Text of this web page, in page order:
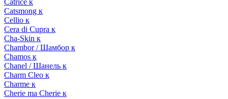
Catrice к
Catsmong к
Cellio к
Cera di Cupra к
Cha-Skin к
Chambor / Шамбор к
Chamos к
Chanel / Шанель к
Charm Cleo к
Charme к
Cherie ma Cherie к